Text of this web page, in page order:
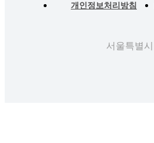
개인정보처리방침
서울특별